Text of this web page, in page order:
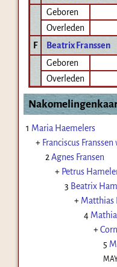
Geboren
Overleden
F
Beatrix Franssen
Geboren
Overleden
1 Maria Haemelers
+ Franciscus
2 Agnes Fransen
+ Petrus
3 Beatrix
+ Matthias
4
+
5